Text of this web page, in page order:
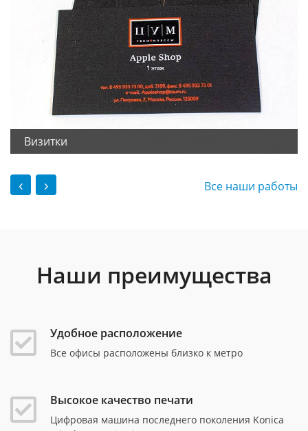
Визитки
‹ › Все наши работы
Наши преимущества
Удобное расположение
Все офисы расположены близко к метро
Высокое качество печати
Цифровая машина последнего поколения Konica